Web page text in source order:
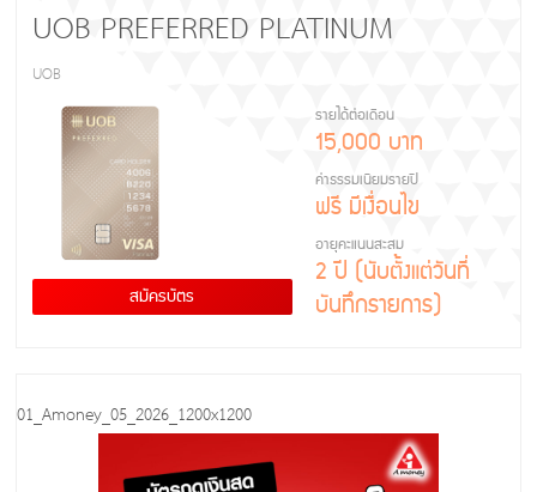
UOB PREFERRED PLATINUM
UOB
สมัครบัตร
รายได้ต่อเดือน
15,000 บาท
ค่าธรรมเนียมรายปี
ฟรี มีเงื่อนไข
อายุคะแนนสะสม
2 ปี (นับตั้งแต่วันที่
บันทึกรายการ)
01_Amoney_05_2026_1200x1200